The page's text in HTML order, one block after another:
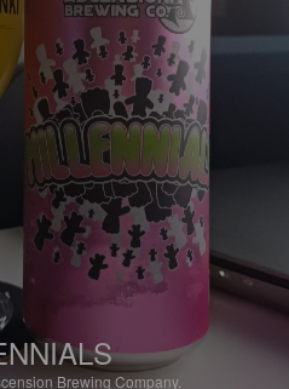
Brewing Company.